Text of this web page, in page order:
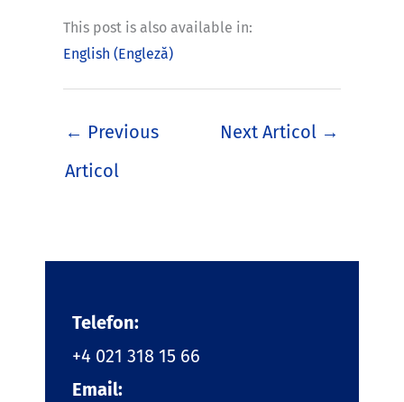
This post is also available in:
English (Engleză)
← Previous
Articol
Next Articol →
Telefon:
+4 021 318 15 66
Email: